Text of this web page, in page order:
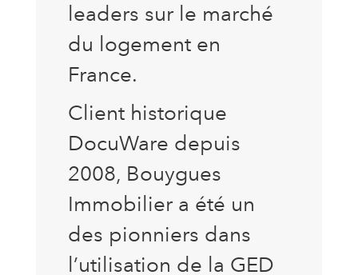
leaders sur le marché
du logement en
France.
Client historique
DocuWare depuis
2008, Bouygues
Immobilier a été un
des pionniers dans
l’utilisation de la GED